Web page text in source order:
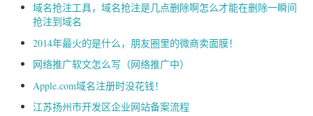
域名抢注工具，域名抢注是几点删除啊怎么才能在删除一瞬间
抢注到域名
2014年最火的是什么，朋友圈里的微商卖面膜！
网络推广软文怎么写（网络推广中）
Apple.com域名注册时没花钱！
江苏扬州市开发区企业网站备案流程